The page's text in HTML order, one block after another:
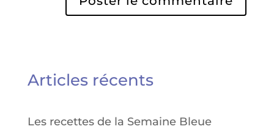
Articles récents
Les recettes de la Semaine Bleue